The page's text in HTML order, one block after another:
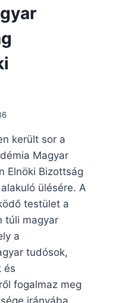
került sor a
Magyar
Elnöki Bizottság
ülésére. A
testület a
túli magyar
a
tudósok,
és
fogalmaz meg